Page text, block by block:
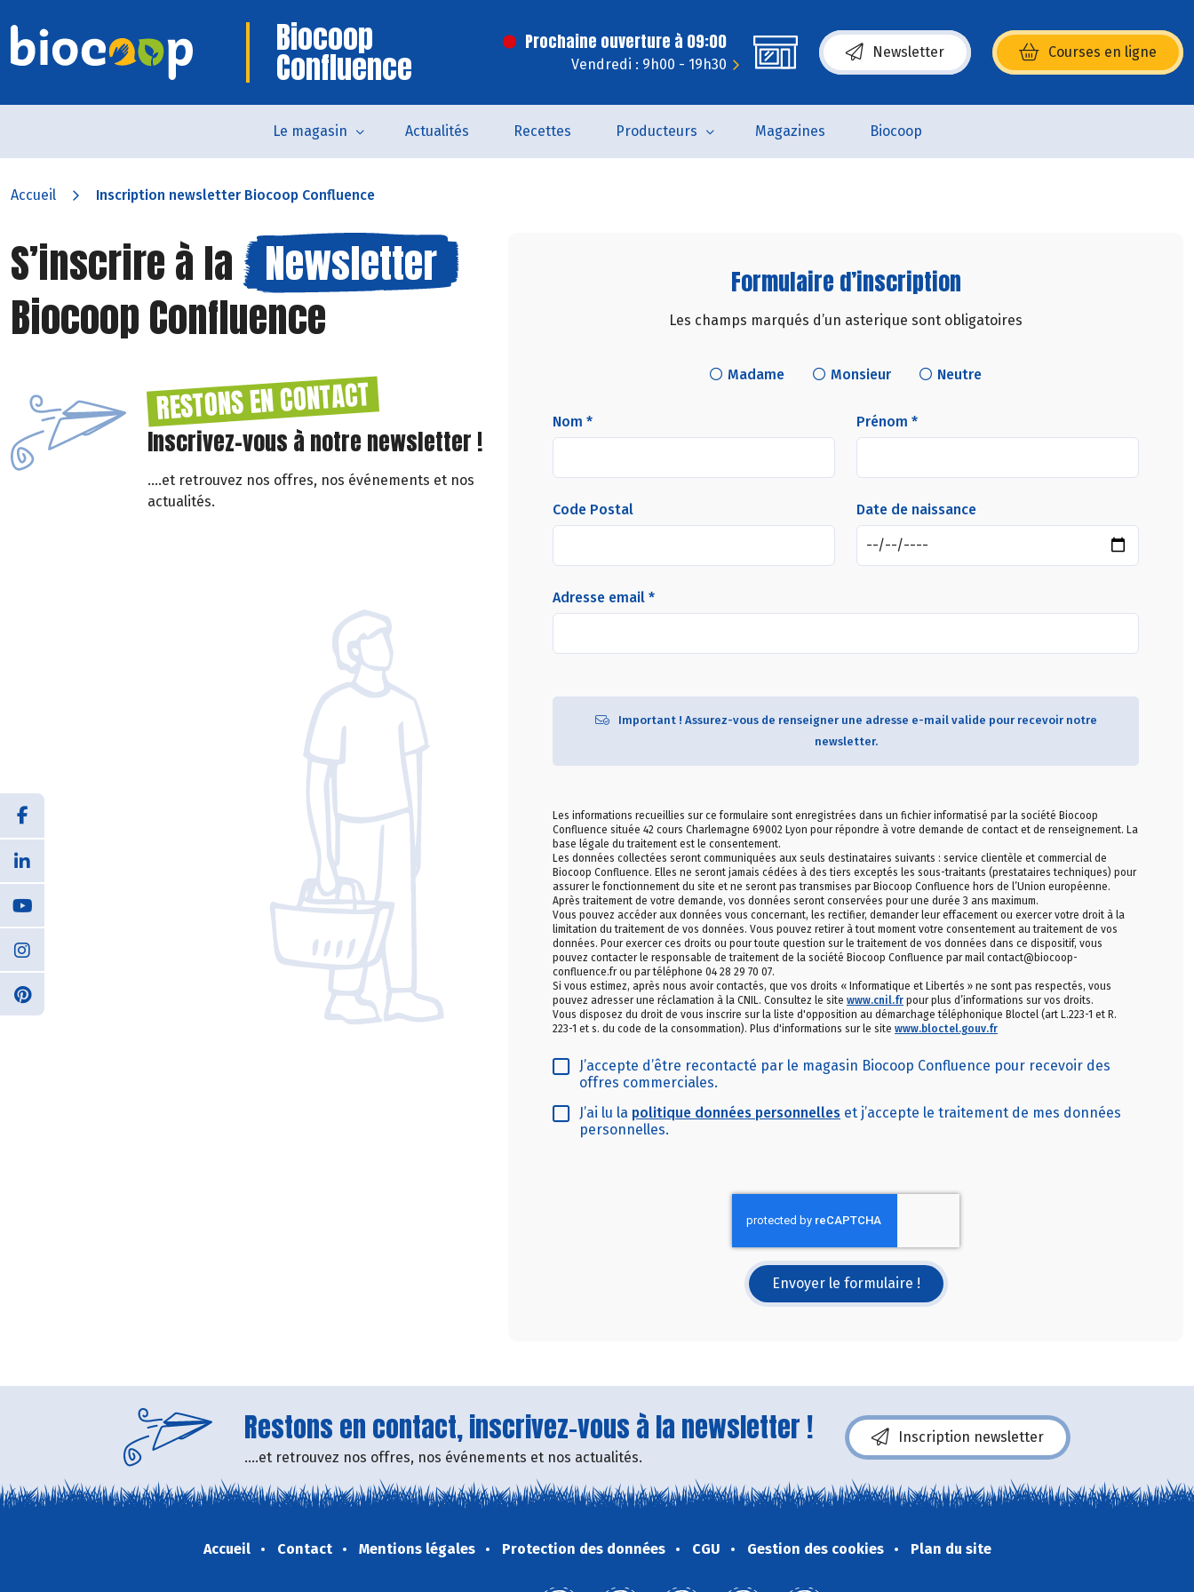
Biocoop
Confluence
Prochaine ouverture à 09:00
Vendredi : 9h00 - 19h30
Newsletter Courses en ligne
(s’ouvre dans une nouvelle fenêtre)
Le magasin Actualités Recettes Producteurs Magazines Biocoop
Accueil Inscription newsletter Biocoop Confluence
S’inscrire à la Newsletter
Biocoop Confluence
RESTONS EN CONTACT
Inscrivez-vous à notre newsletter !
....et retrouvez nos offres, nos événements et nos
actualités.
Formulaire d’inscription
Les champs marqués d’un asterique sont obligatoires
Madame Monsieur Neutre
Nom * Prénom *
Code Postal Date de naissance
Adresse email *
Important ! Assurez-vous de renseigner une adresse e-mail valide pour recevoir notre
newsletter.
Les informations recueillies sur ce formulaire sont enregistrées dans un fichier informatisé par la société Biocoop
Confluence située 42 cours Charlemagne 69002 Lyon pour répondre à votre demande de contact et de renseignement. La
base légale du traitement est le consentement.
Les données collectées seront communiquées aux seuls destinataires suivants : service clientèle et commercial de
Biocoop Confluence. Elles ne seront jamais cédées à des tiers exceptés les sous-traitants (prestataires techniques) pour
assurer le fonctionnement du site et ne seront pas transmises par Biocoop Confluence hors de l’Union européenne.
Après traitement de votre demande, vos données seront conservées pour une durée 3 ans maximum.
Vous pouvez accéder aux données vous concernant, les rectifier, demander leur effacement ou exercer votre droit à la
limitation du traitement de vos données. Vous pouvez retirer à tout moment votre consentement au traitement de vos
données. Pour exercer ces droits ou pour toute question sur le traitement de vos données dans ce dispositif, vous
pouvez contacter le responsable de traitement de la société Biocoop Confluence par mail contact@biocoop-
confluence.fr ou par téléphone 04 28 29 70 07.
Si vous estimez, après nous avoir contactés, que vos droits « Informatique et Libertés » ne sont pas respectés, vous
pouvez adresser une réclamation à la CNIL. Consultez le site www.cnil.fr pour plus d’informations sur vos droits.
Vous disposez du droit de vous inscrire sur la liste d'opposition au démarchage téléphonique Bloctel (art L.223-1 et R.
223-1 et s. du code de la consommation). Plus d'informations sur le site www.bloctel.gouv.fr
J’accepte d’être recontacté par le magasin Biocoop Confluence pour recevoir des
offres commerciales.
J’ai lu la politique données personnelles et j’accepte le traitement de mes données
personnelles.
Envoyer le formulaire !
Restons en contact, inscrivez-vous à la newsletter !
....et retrouvez nos offres, nos événements et nos actualités.
Inscription newsletter
Accueil Contact Mentions légales Protection des données CGU Gestion des cookies Plan du site